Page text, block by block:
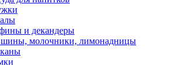
и декандеры
молочники, лимонадницы